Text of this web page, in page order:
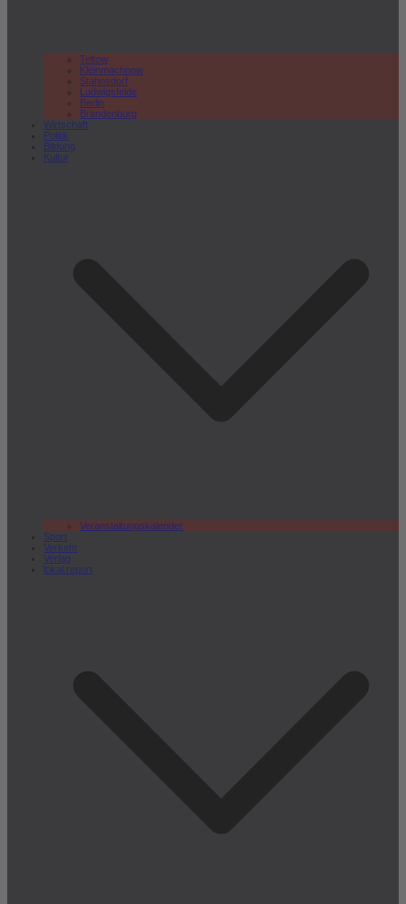
Teltow
Kleinmachnow
Stahnsdorf
Ludwigsfelde
Berlin
Brandenburg
Wirtschaft
Politik
Bildung
Kultur
Veranstaltungskalender
Sport
Verkehr
Verlag
lokal.report